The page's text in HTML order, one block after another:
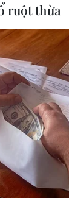
tại các
ở mức
động từ
bán ra là
dịch từ
ruột thừa